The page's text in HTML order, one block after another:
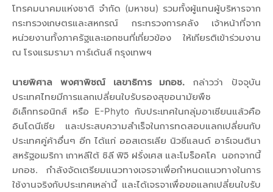
โทรคมนาคมแห่งชาติ จำกัด (มหาชน) รวมทั้งผู้แทนผู้บริหารจาก
กระทรวงเกษตรและสหกรณ์ กระทรวงการคลัง เจ้าหน้าที่จาก
หน่วยงานทั้งภาครัฐและเอกชนที่เกี่ยวข้อง ให้เกียรติเข้าร่วมงาน
ณ โรงแรมรามา การ์เด้นส์ กรุงเทพฯ
นายพิศาล พงศาพิชณ์ เลขาธิการ มกอช. กล่าวว่า ปัจจุบัน
ประเทศไทยมีการแลกเปลี่ยนใบรับรองสุขอนามัยพืช
อิเล็กทรอนิกส์ หรือ E-Phyto กับประเทศในกลุ่มอาเซียนแล้วคือ
อินโดนีเซีย และประสบความสำเร็จในการทดสอบแลกเปลี่ยนกับ
ประเทศคู่ค้าอื่นๆ อีก ได้แก่ ออสเตรเลีย นิวซีแลนด์ อาร์เจนตินา
สหรัฐอเมริกา เกาหลีใต้ ชิลี ฟิจิ ฝรั่งเศส และโมร็อคโค นอกจากนี้
มกอช. กำลังจัดเตรียมแนวทางเจรจาเพื่อกำหนดแนวทางในการ
ใช้งานจริงกับประเทศเหล่านี้ และได้เจรจาเพื่อขอแลกเปลี่ยนใบรับ